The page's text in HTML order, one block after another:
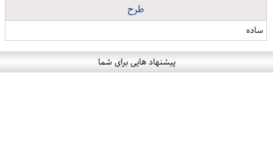
طرح
ساده
پیشنهاد هایی برای شما